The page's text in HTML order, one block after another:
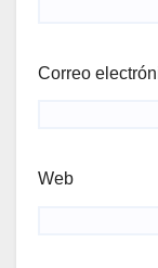
Correo
Web